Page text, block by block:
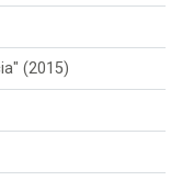
(2015)